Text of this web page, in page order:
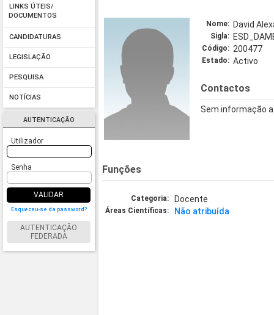
LINKS ÚTEIS/
DOCUMENTOS
CANDIDATURAS
LEGISLAÇÃO
PESQUISA
NOTÍCIAS
AUTENTICAÇÃO
Utilizador
Senha
VALIDAR
Esqueceu-se da password?
AUTENTICAÇÃO
FEDERADA
Nome: David
Sigla:
Código: 200477
Estado: Activo
Contactos
Sem informação
Funções
Categoria: Docente
Áreas Científicas: Não atribuída